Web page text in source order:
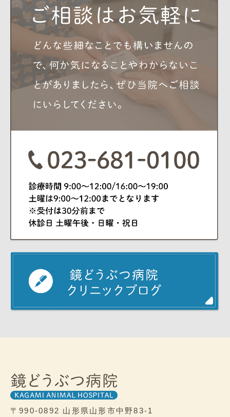
〒990-0892 山形県山形市中野83-1